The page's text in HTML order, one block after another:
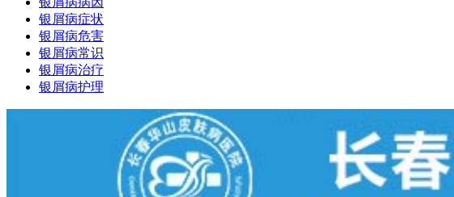
银屑病症状
银屑病危害
银屑病常识
银屑病治疗
银屑病护理